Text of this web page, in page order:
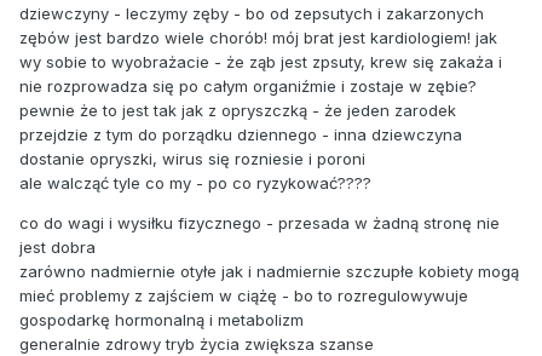
dziewczyny - leczymy zęby - bo od zepsutych i zakarzonych
zębów jest bardzo wiele chorób! mój brat jest kardiologiem! jak
wy sobie to wyobrażacie - że ząb jest zpsuty, krew się zakaża i
nie rozprowadza się po całym organiźmie i zostaje w zębie?
pewnie że to jest tak jak z opryszczką - że jeden zarodek
przejdzie z tym do porządku dziennego - inna dziewczyna
dostanie opryszki, wirus się rozniesie i poroni
ale walcząć tyle co my - po co ryzykować????
co do wagi i wysiłku fizycznego - przesada w żadną stronę nie
jest dobra
zarówno nadmiernie otyłe jak i nadmiernie szczupłe kobiety mogą
mieć problemy z zajściem w ciążę - bo to rozregulowywuje
gospodarkę hormonalną i metabolizm
generalnie zdrowy tryb życia zwiększa szanse